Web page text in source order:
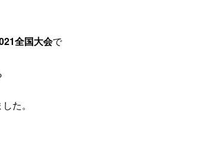
全国大会で
た。